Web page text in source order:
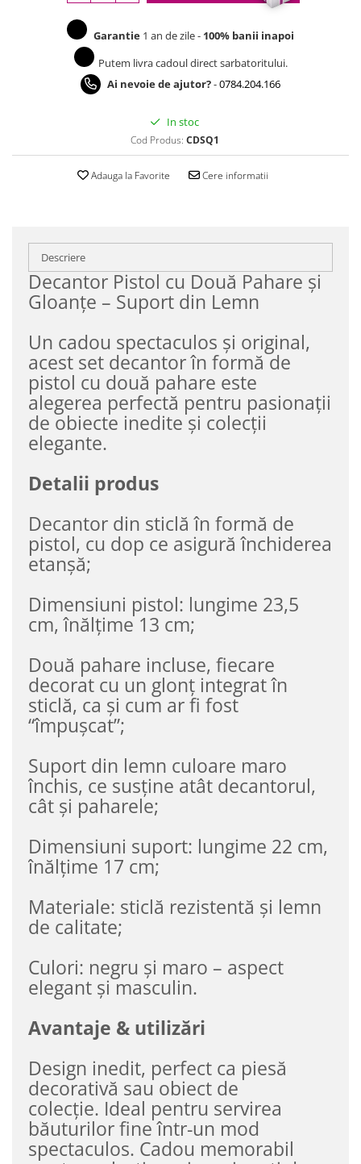
Garantie 1 an de zile - 100% banii inapoi
Putem livra cadoul direct sarbatoritului.
Ai nevoie de ajutor?-0784.204.166
In stoc
Cod Produs: CDSQ1
Adauga la Favorite Cere informatii
Descriere
Decantor Pistol cu Două Pahare și
Gloanțe – Suport din Lemn
Un cadou spectaculos și original,
acest set decantor în formă de
pistol cu două pahare este
alegerea perfectă pentru pasionații
de obiecte inedite și colecții
elegante.
Detalii produs
Decantor din sticlă în formă de
pistol, cu dop ce asigură închiderea
etanșă;
Dimensiuni pistol: lungime 23,5
cm, înălțime 13 cm;
Două pahare incluse, fiecare
decorat cu un glonț integrat în
sticlă, ca și cum ar fi fost
“împușcat”;
Suport din lemn culoare maro
închis, ce susține atât decantorul,
cât și paharele;
Dimensiuni suport: lungime 22 cm,
înălțime 17 cm;
Materiale: sticlă rezistentă și lemn
de calitate;
Culori: negru și maro – aspect
elegant și masculin.
Avantaje & utilizări
Design inedit, perfect ca piesă
decorativă sau obiect de
colecție. Ideal pentru servirea
băuturilor fine într-un mod
spectaculos. Cadou memorabil